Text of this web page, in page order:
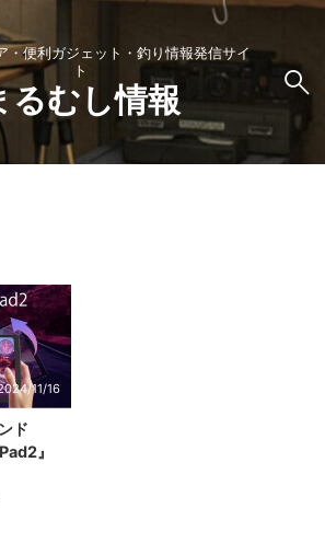
・便利ガジェット・釣り情報発信サイ
ト
るむし情報
11/16
ド
』